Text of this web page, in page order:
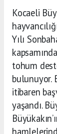
Kocaeli
Yılı
tohum
bulunuyor.
itibaren
yaşandı.